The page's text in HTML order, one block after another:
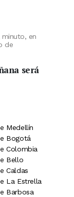
en
de
será
Medellín
Bogotá
Colombia
Bello
Caldas
La Estrella
Barbosa